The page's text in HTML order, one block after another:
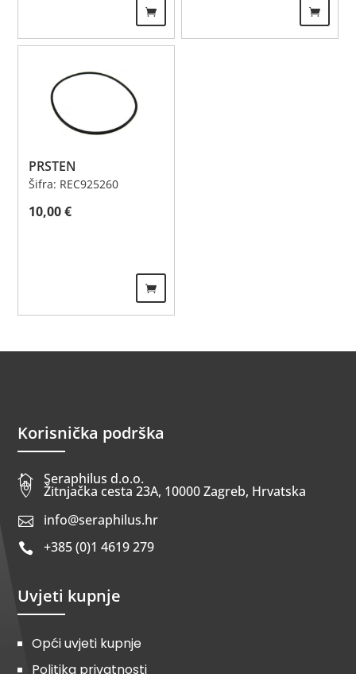
PRSTEN
Šifra: REC925260
10,00€
Korisnička podrška
 Seraphilus d.o.o.
 Žitnjačka cesta 23A, 10000 Zagreb, Hrvatska
 info@seraphilus.hr
 +385 (0)1 4619 279
Uvjeti kupnje
Opći uvjeti kupnje
Politika privatnosti